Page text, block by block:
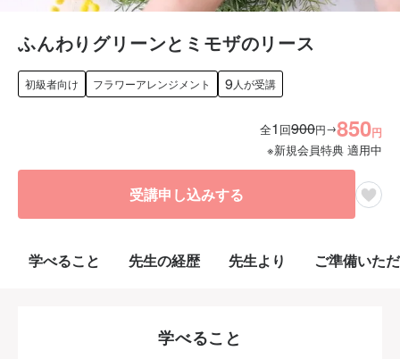
ふんわりグリーンとミモザのリース
初級者向け フラワーアレンジメント 9 人が受講
全1 回900円→850円
※新規会員特典 適用中
受講申し込みする
学べること 先生の経歴 先生より ご準備いた
学べること